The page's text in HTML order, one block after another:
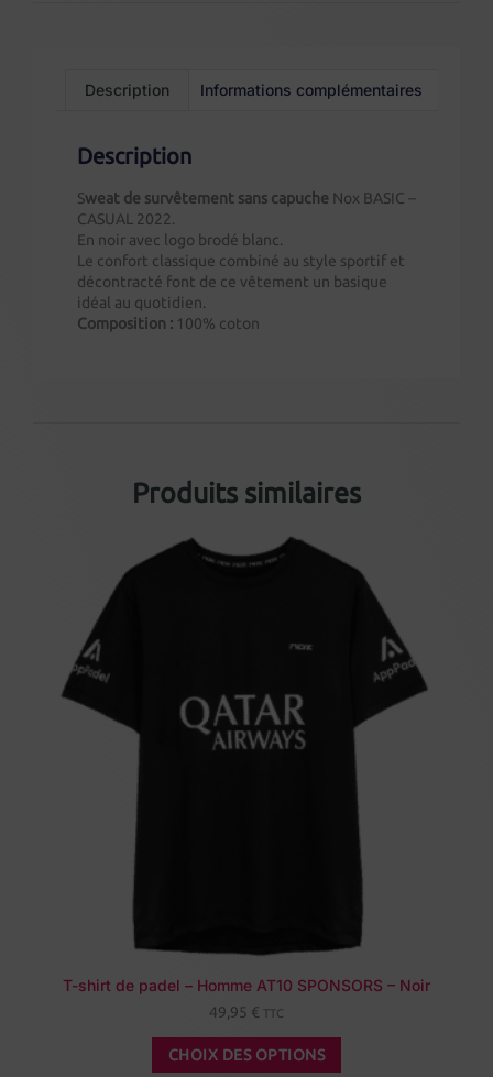
Description Informations complémentaires
Description
Sweat de survêtement sans capuche Nox BASIC –
CASUAL 2022.
En noir avec logo brodé blanc.
Le confort classique combiné au style sportif et
décontracté font de ce vêtement un basique
idéal au quotidien.
Composition : 100% coton
Produits similaires
T-shirt de padel – Homme AT10 SPONSORS – Noir
49,95 € TTC
CHOIX DES OPTIONS